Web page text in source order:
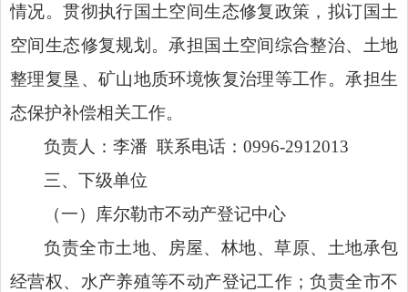
情况。贯彻执行国土空间生态修复政策，拟订国土
空间生态修复规划。承担国土空间综合整治、土地
整理复垦、矿山地质环境恢复治理等工作。承担生
态保护补偿相关工作。
负责人：李潘 联系电话：0996-2912013
三、下级单位
（一）库尔勒市不动产登记中心
负责全市土地、房屋、林地、草原、土地承包
经营权、水产养殖等不动产登记工作；负责全市不